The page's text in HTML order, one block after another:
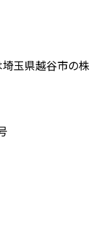
玉県越谷市の株